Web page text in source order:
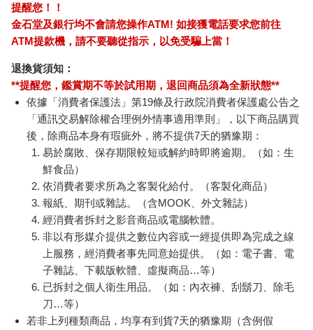
提醒您！！
金石堂及銀行均不會請您操作ATM! 如接獲電話要求您前往
ATM提款機，請不要聽從指示，以免受騙上當！
退換貨須知：
**提醒您，鑑賞期不等於試用期，退回商品須為全新狀態**
依據「消費者保護法」第19條及行政院消費者保護處公告之
「通訊交易解除權合理例外情事適用準則」，以下商品購買
後，除商品本身有瑕疵外，將不提供7天的猶豫期：
易於腐敗、保存期限較短或解約時即將逾期。（如：生
鮮食品）
依消費者要求所為之客製化給付。（客製化商品）
報紙、期刊或雜誌。（含MOOK、外文雜誌）
經消費者拆封之影音商品或電腦軟體。
非以有形媒介提供之數位內容或一經提供即為完成之線
上服務，經消費者事先同意始提供。（如：電子書、電
子雜誌、下載版軟體、虛擬商品…等）
已拆封之個人衛生用品。（如：內衣褲、刮鬍刀、除毛
刀…等）
若非上列種類商品，均享有到貨7天的猶豫期（含例假